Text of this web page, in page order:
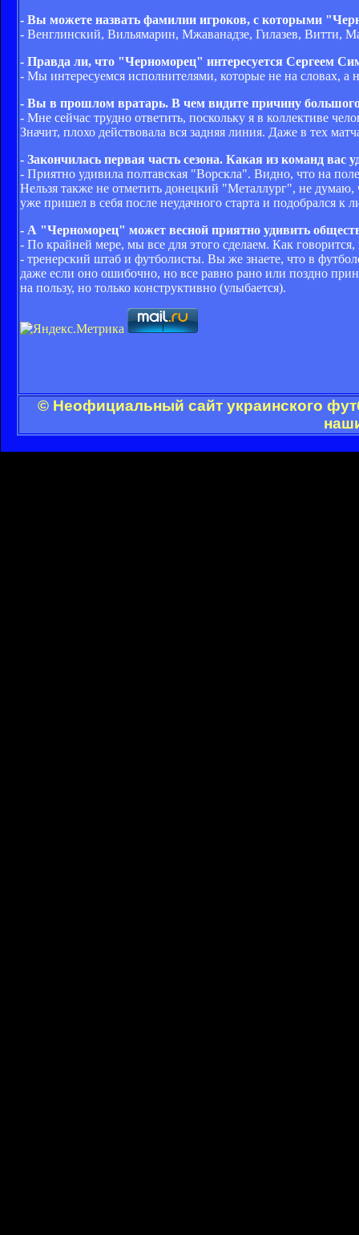
- Вы можете назвать фамилии игроков, с которыми
- Венглинский, Вильямарин, Мжаванадзе, Гилазев, Витти,
- Правда ли, что "Черноморец" интересуется Сергеем
- Мы интересуемся исполнителями, которые не на словах, а
- Вы в прошлом вратарь. В чем видите причину
- Мне сейчас трудно ответить, поскольку я в коллективе
Значит, плохо действовала вся задняя линия. Даже в тех
- Закончилась первая часть сезона. Какая из команд вас
- Приятно удивила полтавская "Ворскла". Видно, что на
Нельзя также не отметить донецкий "Металлург", не
уже пришел в себя после неудачного старта и подобрался к
- А "Черноморец" может весной приятно удивить
- По крайней мере, мы все для этого сделаем. Как
- тренерский штаб и футболисты. Вы же знаете, что в
даже если оно ошибочно, но все равно рано или поздно
на пользу, но только конструктивно (улыбается).
© Неофициальный сайт украинского